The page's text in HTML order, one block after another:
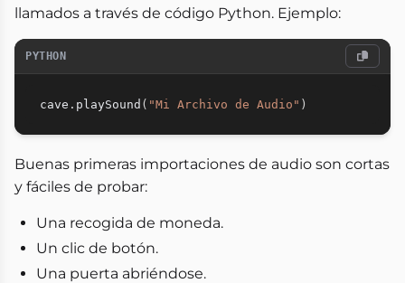
llamados a través de código Python. Ejemplo:
PYTHON
cave . playSound ( "Mi Archivo de Audio" )
Buenas primeras importaciones de audio son cortas
y fáciles de probar:
Una recogida de moneda.
Un clic de botón.
Una puerta abriéndose.